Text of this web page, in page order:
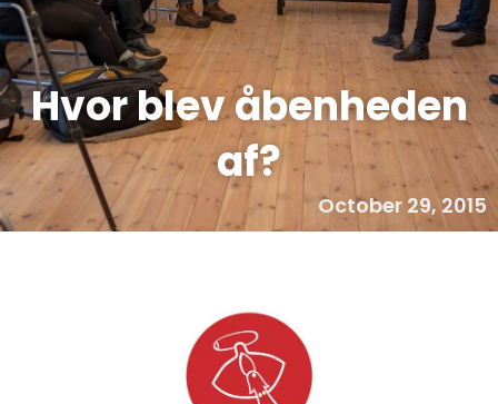
Hvor blev åbenheden
af?
October 29, 2015